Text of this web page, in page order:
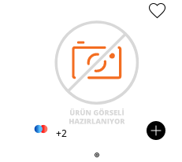
+2